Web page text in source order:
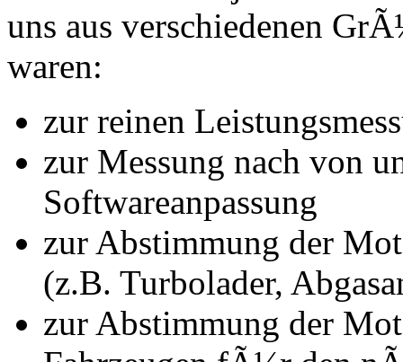
uns aus verschiedenen
waren:
zur reinen
zur Messung nach von
Softwareanpassung
zur Abstimmung der
(z.B. Turbolader,
zur Abstimmung der